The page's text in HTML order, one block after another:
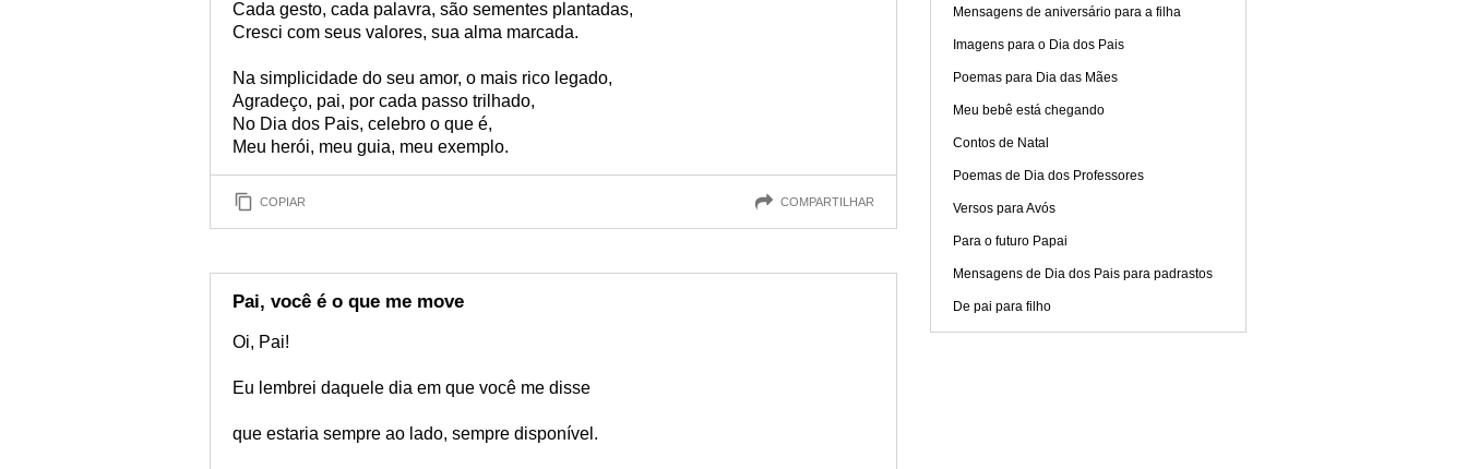
Cada gesto, cada palavra, são sementes plantadas,
Cresci com seus valores, sua alma marcada.
Na simplicidade do seu amor, o mais rico legado,
Agradeço, pai, por cada passo trilhado,
No Dia dos Pais, celebro o que é,
Meu herói, meu guia, meu exemplo.
COPIAR COMPARTILHAR
Pai, você é o que me move
Oi, Pai!
Eu lembrei daquele dia em que você me disse
que estaria sempre ao lado, sempre disponível.
Mensagens de aniversário para a filha
Imagens para o Dia dos Pais
Poemas para Dia das Mães
Meu bebê está chegando
Contos de Natal
Poemas de Dia dos Professores
Versos para Avós
Para o futuro Papai
Mensagens de Dia dos Pais para padrastos
De pai para filho